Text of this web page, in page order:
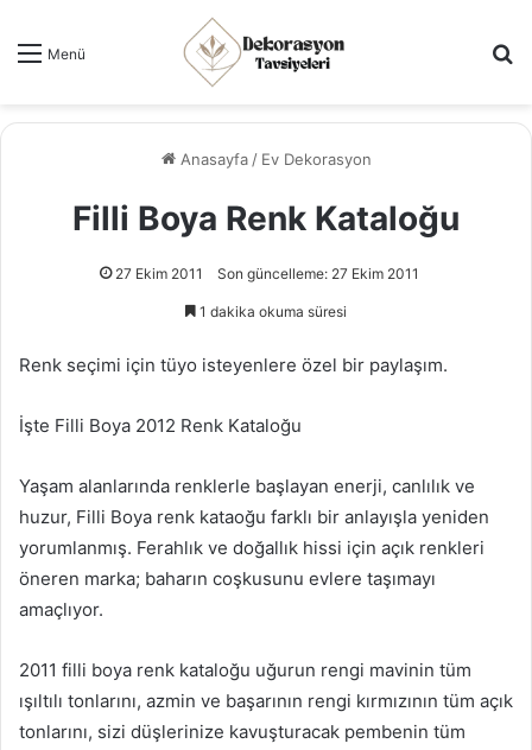
Menü
Anasayfa / Ev Dekorasyon
Filli Boya Renk Kataloğu
27 Ekim 2011 Son güncelleme: 27 Ekim 2011
1 dakika okuma süresi
Renk seçimi için tüyo isteyenlere özel bir paylaşım.
İşte Filli Boya 2012 Renk Kataloğu
Yaşam alanlarında renklerle başlayan enerji, canlılık ve
huzur, Filli Boya renk kataoğu farklı bir anlayışla yeniden
yorumlanmış. Ferahlık ve doğallık hissi için açık renkleri
öneren marka; baharın coşkusunu evlere taşımayı
amaçlıyor.
2011 filli boya renk kataloğu uğurun rengi mavinin tüm
ışıltılı tonlarını, azmin ve başarının rengi kırmızının tüm açık
tonlarını, sizi düşlerinize kavuşturacak pembenin tüm